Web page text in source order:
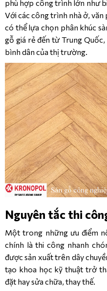
phù hợp công trình lớn như
Với các công trình nhà ở,
có thể lựa chọn phân khúc
gỗ giá rẻ đến từ Trung
bình dân của thị trường.
Nguyên tắc thi
Một trong những ưu điểm
chính là thi công nhanh
được sản xuất trên dây
tạo khoa học kỹ thuật trở
đặt hay sửa chữa, thay thế.